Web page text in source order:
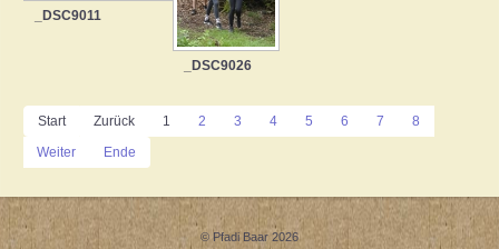
_DSC9011
_DSC9026
Start Zurück 1 2 3 4 5 6 7
8
Weiter
Ende
© Pfadi Baar 2026